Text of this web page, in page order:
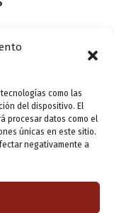
como las
del dispositivo. El
procesar datos como el
únicas en este sitio.
negativamente a
el 168
Juan
VLLensutinta